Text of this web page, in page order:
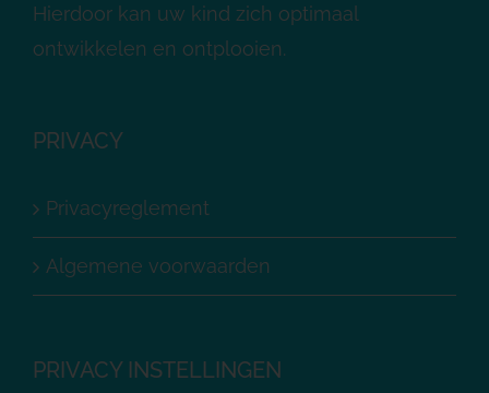
Hierdoor kan uw kind zich optimaal
ontwikkelen en ontplooien.
PRIVACY
Privacyreglement
Algemene voorwaarden
PRIVACY INSTELLINGEN